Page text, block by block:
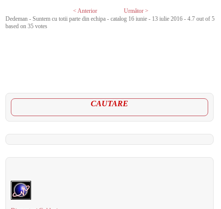
< Anterior
Următor >
Dedeman - Suntem cu totii parte din echipa - catalog 16 iunie - 13 iulie 2016 -4.7 out of5
based on35 votes
CAUTARE